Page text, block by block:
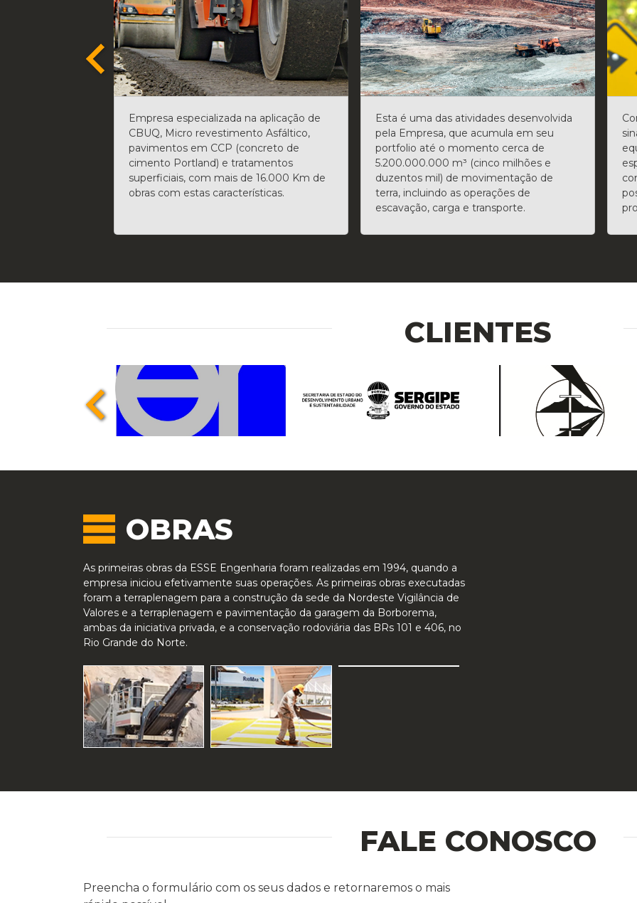
Esta é uma das atividades desenvolvida
pela Empresa, que acumula em seu
portfolio até o momento cerca de
5.200.000.000 m³ (cinco milhões e
duzentos mil) de movimentação de
terra, incluindo as operações de
Com um extenso portfólio em obras de
sinalização vertical e turística, utiliza
equipamentos e maquinários
especialmente desenvolvidos para
confecção e montagem de placas,
postes, pórticos e uma série de outros
produtos de sinalização.
CLIENTES
OBRAS
As primeiras obras da ESSE Engenharia foram realizadas em 1994, quando a
empresa iniciou efetivamente suas operações. As primeiras obras executadas
foram a terraplenagem para a construção da sede da Nordeste Vigilância de
Valores e a terraplenagem e pavimentação da garagem da Borborema,
ambas da iniciativa privada, e a conservação rodoviária das BRs 101 e 406, no
Rio Grande do Norte.
FALE CONOSCO
Preencha o formulário com os seus dados e retornaremos o mais